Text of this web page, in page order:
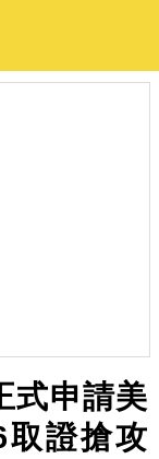
式申請美
取證搶攻